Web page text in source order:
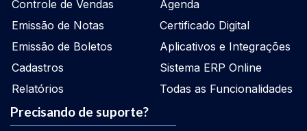
Controle de Vendas
Emissão de Notas
Emissão de Boletos
Cadastros
Relatórios
Agenda
Certificado Digital
Aplicativos e Integrações
Sistema ERP Online
Todas as Funcionalidades
Precisando de suporte?